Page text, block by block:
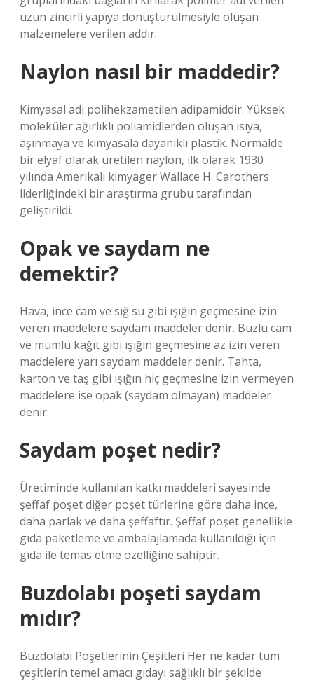
uzun zincirli yapıya dönüştürülmesiyle oluşan
malzemelere verilen addır.
Naylon nasıl bir maddedir?
Kimyasal adı polihekzametilen adipamiddir. Yüksek
moleküler ağırlıklı poliamidlerden oluşan ısıya,
aşınmaya ve kimyasala dayanıklı plastik. Normalde
bir elyaf olarak üretilen naylon, ilk olarak 1930
yılında Amerikalı kimyager Wallace H. Carothers
liderliğindeki bir araştırma grubu tarafından
geliştirildi.
Opak ve saydam ne
demektir?
Hava, ince cam ve sığ su gibi ışığın geçmesine izin
veren maddelere saydam maddeler denir. Buzlu cam
ve mumlu kağıt gibi ışığın geçmesine az izin veren
maddelere yarı saydam maddeler denir. Tahta,
karton ve taş gibi ışığın hiç geçmesine izin vermeyen
maddelere ise opak (saydam olmayan) maddeler
denir.
Saydam poşet nedir?
Üretiminde kullanılan katkı maddeleri sayesinde
şeffaf poşet diğer poşet türlerine göre daha ince,
daha parlak ve daha şeffaftır. Şeffaf poşet genellikle
gıda paketleme ve ambalajlamada kullanıldığı için
gıda ile temas etme özelliğine sahiptir.
Buzdolabı poşeti saydam
mıdır?
Buzdolabı Poşetlerinin Çeşitleri Her ne kadar tüm
çeşitlerin temel amacı gıdayı sağlıklı bir şekilde